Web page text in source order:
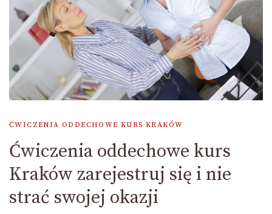
ĆWICZENIA ODDECHOWE KURS KRAKÓW
Ćwiczenia oddechowe kurs
Kraków zarejestruj się i nie
strać swojej okazji